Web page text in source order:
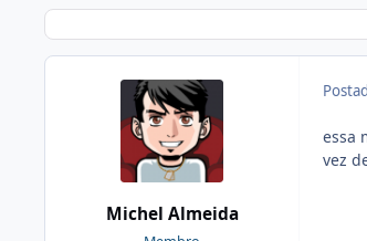
Michel Almeida
essa
vez